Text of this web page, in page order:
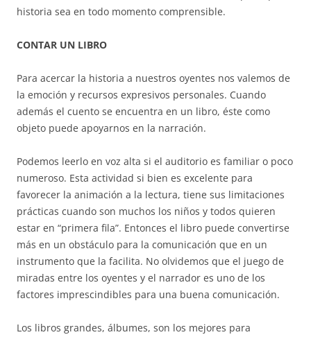
historia sea en todo momento comprensible.
CONTAR UN LIBRO
Para acercar la historia a nuestros oyentes nos valemos de
la emoción y recursos expresivos personales. Cuando
además el cuento se encuentra en un libro, éste como
objeto puede apoyarnos en la narración.
Podemos leerlo en voz alta si el auditorio es familiar o poco
numeroso. Esta actividad si bien es excelente para
favorecer la animación a la lectura, tiene sus limitaciones
prácticas cuando son muchos los niños y todos quieren
estar en “primera fila”. Entonces el libro puede convertirse
más en un obstáculo para la comunicación que en un
instrumento que la facilita. No olvidemos que el juego de
miradas entre los oyentes y el narrador es uno de los
factores imprescindibles para una buena comunicación.
Los libros grandes, álbumes, son los mejores para